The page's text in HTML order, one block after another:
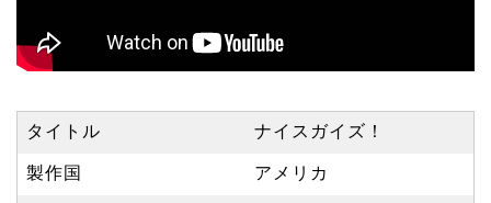
タイトル ナイスガイズ！
製作国 アメリカ